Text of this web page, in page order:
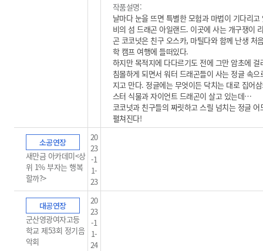
작품설명:
날마다 눈을 뜨면 특별한 모험과 마법이 기다리고
비의 섬 드래곤 아일랜드. 이곳에 사는 개구쟁이
곤 코코넛은 친구 오스카, 마틸다와 함께 난생 처
학 캠프 여행에 들떠있다.
하지만 목적지에 다다르기도 전에 그만 암초에 걸
침몰하게 되면서 워터 드래곤들이 사는 정글 속으
지고 만다. 정글에는 무엇이든 닥치는 대로 집어
스터 식물과 자이언트 드래곤이 살고 있는데…
코코넛과 친구들의 짜릿하고 스릴 넘치는 정글 어
펼쳐진다!
소공연장
새만금 아카데미<상
위 1% 부자는 행복
할까?>
20
23
-1
1-
23
대공연장
군산영광여자고등
학교 제53회 정기음
악회
20
23
-1
1-
24